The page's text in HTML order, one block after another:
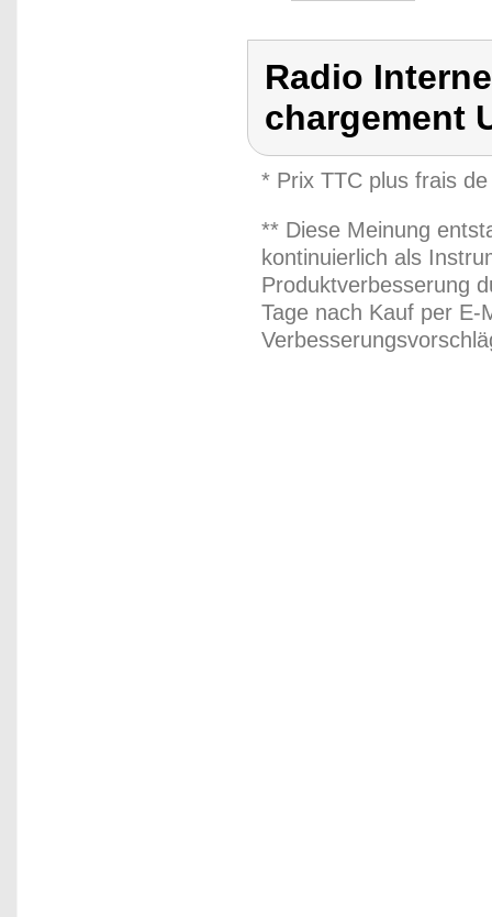
Radio
chargement
* Prix TTC plus frais
** Diese Meinung
kontinuierlich als
Produktverbesserung
Tage nach Kauf per E-